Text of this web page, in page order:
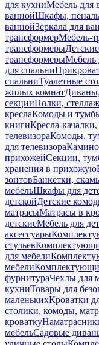
для кухниМебель для
ваннойШкафы,
ваннойЗеркала для
трансформерМебель-
трансформеры
трансформерыМебель
для спальни
спальниТуалетные
жилых комнат
секцииПолки,
креслаКомоды и
книгиКресла-
телевизораКомоды,
для телевизора
прихожейСекции,
хранения в прихожую
зонтовБанкетки,
мебельШкафы для
детскойДетские
матрасыМатрасы в
детскиеМебель для
аксессуары
стульев
для мебели
мебели
фурнитураЧехлы для
кухниТовары для
маленькихКроватки
столики, комоды,
кроватку
мебельСадовые